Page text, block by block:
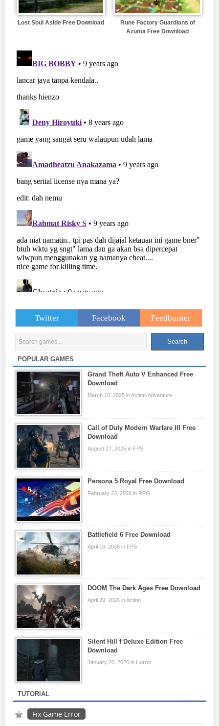
Lost Soul Aside Free Download
Rune Factory Guardians of
Azuma Free Download
Twitter Facebook Feedburner
POPULAR GAMES
Grand Theft Auto V Enhanced Free
Download
March 10, 2025 in Action-Adventure
Call of Duty Modern Warfare III Free
Download
August 27, 2025 in FPS
Persona 5 Royal Free Download
February 23, 2026 in RPG
Battlefield 6 Free Download
April 16, 2026 in FPS
DOOM The Dark Ages Free Download
April 29, 2026 in Action
Silent Hill f Deluxe Edition Free
Download
January 20, 2026 in Horror
TUTORIAL
Fix Game Error